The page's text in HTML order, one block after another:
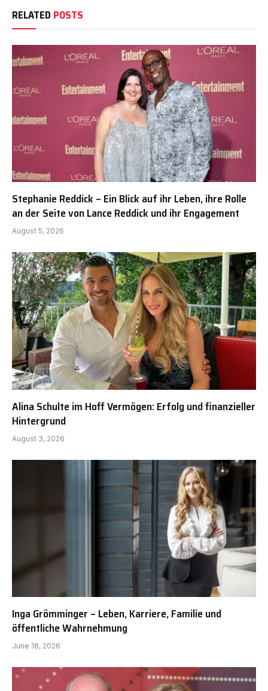
RELATED POSTS
Stephanie Reddick – Ein Blick auf ihr Leben, ihre Rolle
an der Seite von Lance Reddick und ihr Engagement
August 5, 2026
Alina Schulte im Hoff Vermögen: Erfolg und finanzieller
Hintergrund
August 3, 2026
Inga Grömminger – Leben, Karriere, Familie und
öffentliche Wahrnehmung
June 18, 2026